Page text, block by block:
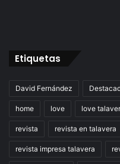
Etiquetas
David Fernández
home love love
revista revista en talavera
revista impresa talavera